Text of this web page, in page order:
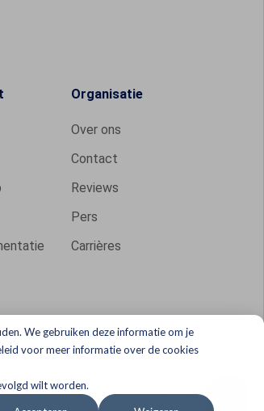
We gebruiken deze informatie om je
voor meer informatie over de cookies
wilt worden.
Organisatie
Over ons
Contact
Reviews
Pers
Carrières
& conditions Legal documents